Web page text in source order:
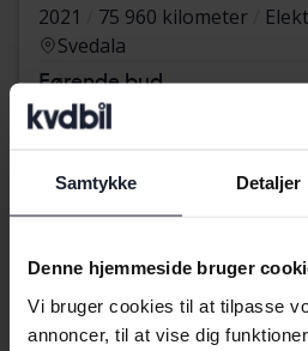
Samtykke Detaljer
Denne hjemmeside bruger
Vi bruger cookies til at tilpasse
annoncer, til at vise dig
2021
75 960 kilometer
Svedala
Førende bud
Med finansiering